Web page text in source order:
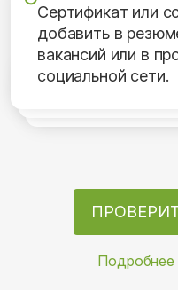
Сертификат или
добавить в
вакансий или в
социальной сети.
Подробнее